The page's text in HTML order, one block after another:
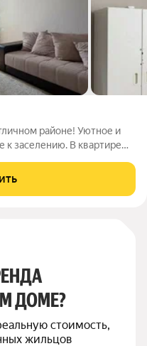
районе! Уютное и
к заселению. В квартире
планировка. Приглашаем к
ДОМЕ?
стоимость,
жильцов